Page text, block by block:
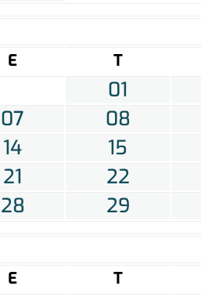
E T
01
07
08
14
15
21
22
28
29
E T